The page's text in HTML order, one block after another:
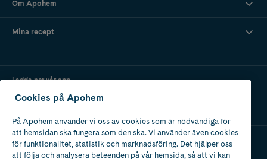
Om Apohem
Mina recept
Ladda ner vår app
Apotek med tillstånd
Cookies på Apohem
På Apohem använder vi oss av cookies som är nödvändiga för
att hemsidan ska fungera som den ska. Vi använder även cookies
för funktionalitet, statistik och marknadsföring. Det hjälper oss
att följa och analysera beteenden på vår hemsida, så att vi kan